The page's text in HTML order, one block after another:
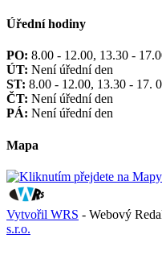
Úřední hodiny
PO: 8.00 - 12.00, 13.30 -
ÚT: Není úřední den
ST: 8.00 - 12.00, 13.30 - 17.
ČT: Není úřední den
PÁ: Není úřední den
Mapa
Vytvořil WRS - Webový
s.r.o.